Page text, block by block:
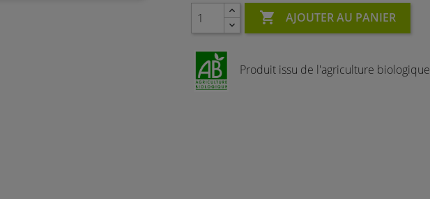
 AJOUTER AU PANIER
Produit issu de l'agriculture biologique